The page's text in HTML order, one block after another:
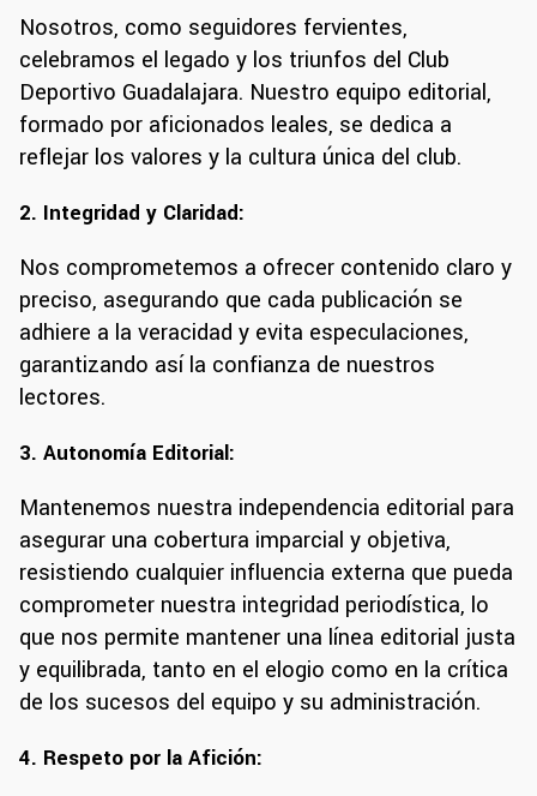
Nosotros, como seguidores fervientes,
celebramos el legado y los triunfos del Club
Deportivo Guadalajara. Nuestro equipo editorial,
formado por aficionados leales, se dedica a
reflejar los valores y la cultura única del club.
2. Integridad y Claridad:
Nos comprometemos a ofrecer contenido claro y
preciso, asegurando que cada publicación se
adhiere a la veracidad y evita especulaciones,
garantizando así la confianza de nuestros
lectores.
3. Autonomía Editorial:
Mantenemos nuestra independencia editorial para
asegurar una cobertura imparcial y objetiva,
resistiendo cualquier influencia externa que pueda
comprometer nuestra integridad periodística, lo
que nos permite mantener una línea editorial justa
y equilibrada, tanto en el elogio como en la crítica
de los sucesos del equipo y su administración.
4. Respeto por la Afición: